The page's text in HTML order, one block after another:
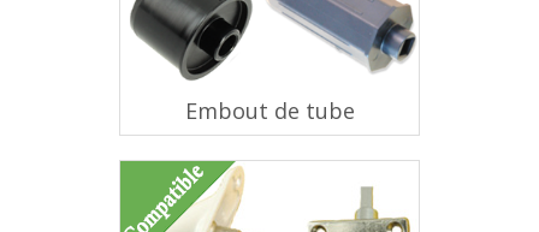
Embout de tube